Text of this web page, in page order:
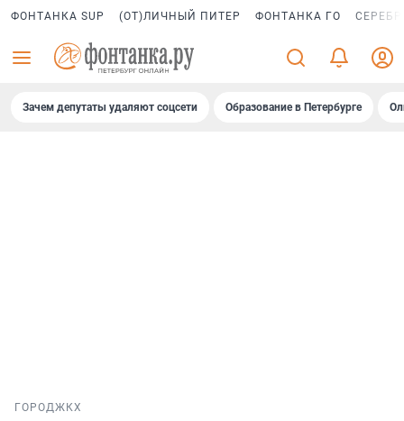
ФОНТАНКА SUP (ОТ)ЛИЧНЫЙ ПИТЕР ФОНТАНКА ГО
Зачем депутаты удаляют соцсети Образование в Петербурге
ГОРОДЖКХ